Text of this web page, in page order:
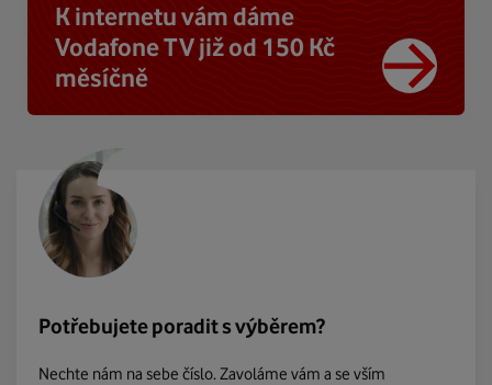
K internetu vám dáme
Vodafone TV již od 150 Kč
měsíčně
Potřebujete poradit s výběrem?
Nechte nám na sebe číslo. Zavoláme vám a se vším